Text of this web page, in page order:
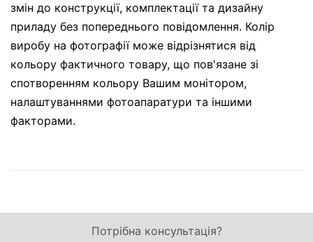
змін до конструкції, комплектації та дизайну
приладу без попереднього повідомлення. Колір
виробу на фотографії може відрізнятися від
кольору фактичного товару, що пов'язане зі
спотворенням кольору Вашим монітором,
налаштуваннями фотоапаратури та іншими
факторами.
Потрібна консультація?